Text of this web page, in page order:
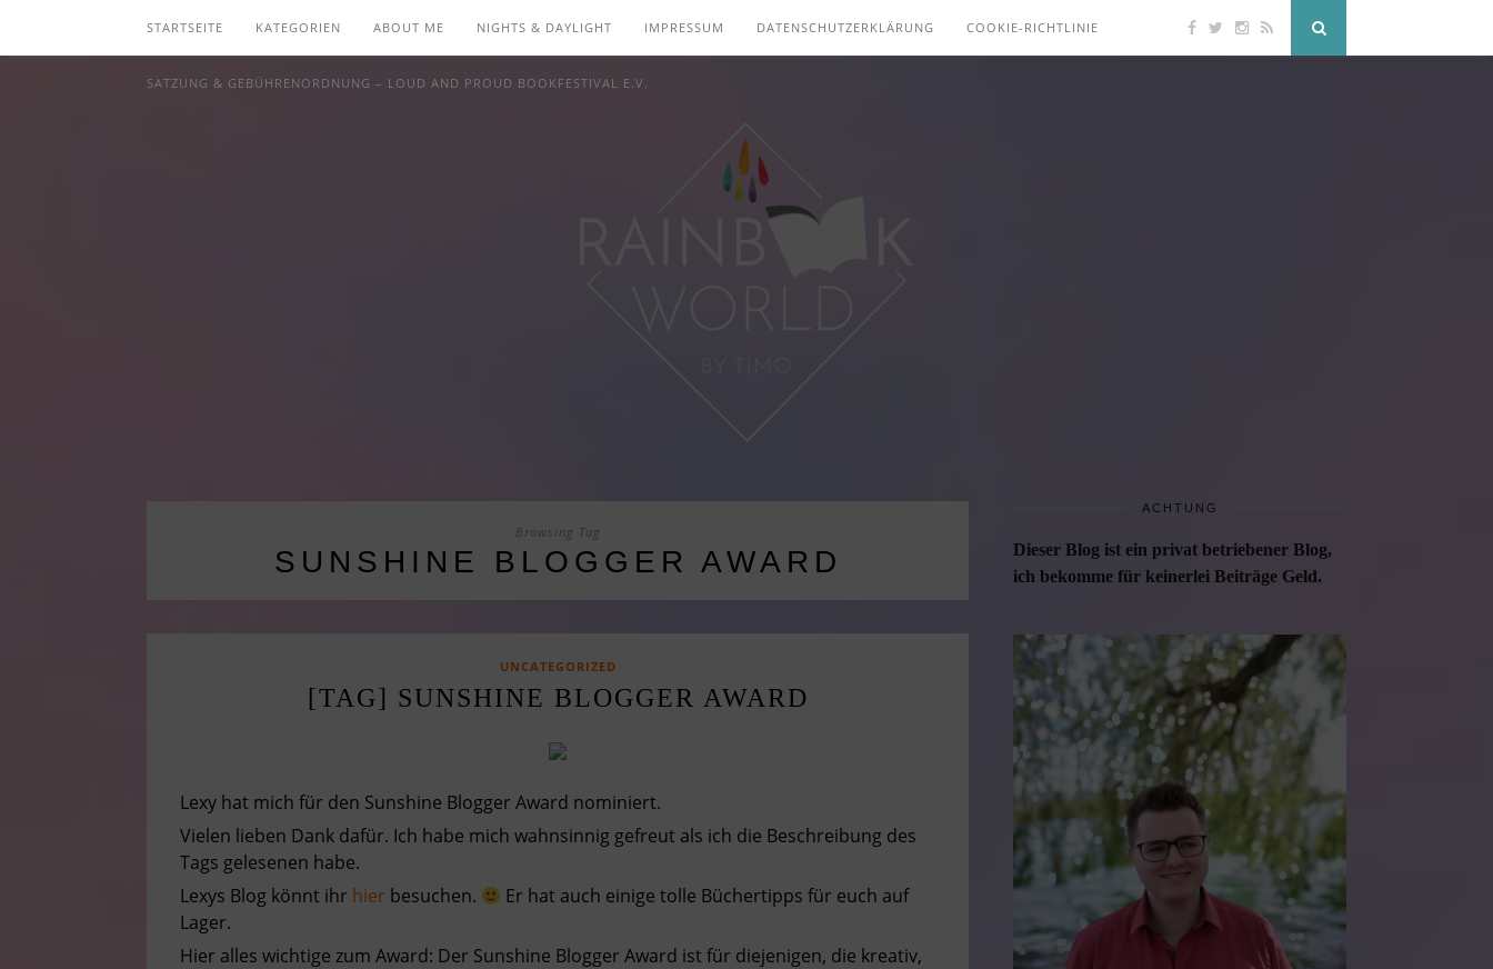
STARTSEITE KATEGORIEN ABOUT ME NIGHTS & DAYLIGHT IMPRESSUM DATENSCHUTZERKLÄRUNG COOKIE-RICHTLINIE
SATZUNG & GEBÜHRENORDNUNG – LOUD AND PROUD BOOKFESTIVAL E.V.
Browsing Tag
SUNSHINE BLOGGER AWARD
UNCATEGORIZED
[TAG] SUNSHINE BLOGGER AWARD
Lexy hat mich für den Sunshine Blogger Award nominiert.
Vielen lieben Dank dafür. Ich habe mich wahnsinnig gefreut als ich die Beschreibung des
Tags gelesenen habe.
Lexys Blog könnt ihr hier besuchen.
Er hat auch einige tolle Büchertipps für euch auf
Lager.
Hier alles wichtige zum Award: Der Sunshine Blogger Award ist für diejenigen, die kreativ,
ACHTUNG
Dieser Blog ist ein privat betriebener Blog,
ich bekomme für keinerlei Beiträge Geld.